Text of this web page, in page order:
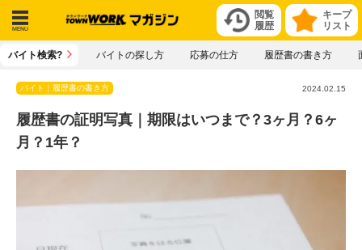
キープ
リスト
閲覧
履歴
メニ
バイト検索? バイトの探し方 応募の仕方 履歴書の書き方
バイト｜履歴書の書き方 2024.02.15
履歴書の証明写真｜期限はいつまで？3ヶ月？6ヶ
月？1年？